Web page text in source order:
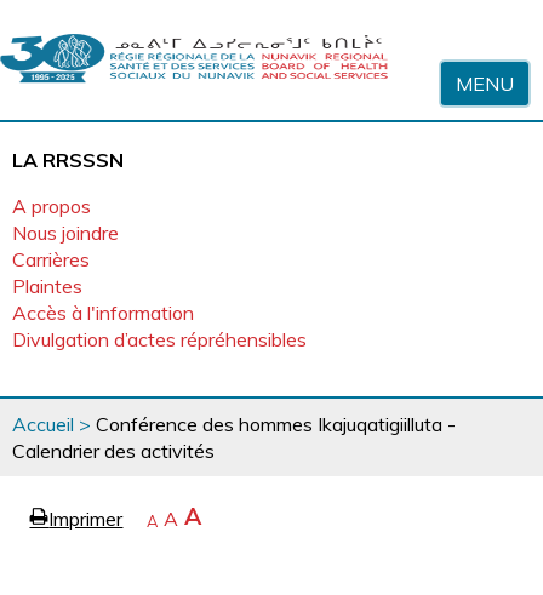
MENU
LA RRSSSN
A propos
Nous joindre
Carrières
Plaintes
Accès à l'information
Divulgation d’actes répréhensibles
Vous
êtes
ici
Accueil > Conférence des hommes Ikajuqatigiilluta -
Calendrier des activités
eImprimerpageRétrécir
A Revenir
A Agrandir
A